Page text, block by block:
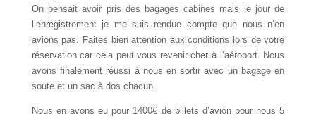
On pensait avoir pris des bagages cabines mais le jour de
l’enregistrement je me suis rendue compte que nous n’en
avions pas. Faites bien attention aux conditions lors de votre
réservation car cela peut vous revenir cher à l’aéroport. Nous
avons finalement réussi à nous en sortir avec un bagage en
soute et un sac à dos chacun.
Nous en avons eu pour 1400€ de billets d’avion pour nous 5